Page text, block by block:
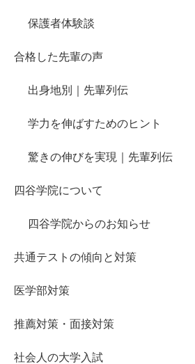
保護者体験談
合格した先輩の声
出身地別｜先輩列伝
学力を伸ばすためのヒント
驚きの伸びを実現｜先輩列伝
四谷学院について
四谷学院からのお知らせ
共通テストの傾向と対策
医学部対策
推薦対策・面接対策
社会人の大学入試